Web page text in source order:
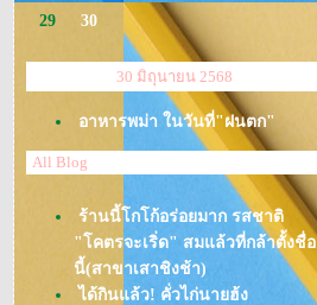
29
30
30 มิถุนายน 2568
อาหารพม่า ในวันที่"ฝนตก"
All Blog
ร้านนี้โกโก้อร่อยมาก รสชาติ
"โคตรจะเริ่ด" สมแล้วที่กล้าตั้งชื่อ
นี้(สาขาเสาชิงช้า)
ได้กินแล้ว! คั่วไก่นายฮ้ง